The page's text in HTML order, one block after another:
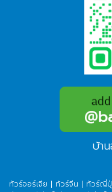
บ้า
ทัวร์จอร์เจีย | ทัวร์จีน | ทัวร์ญี่